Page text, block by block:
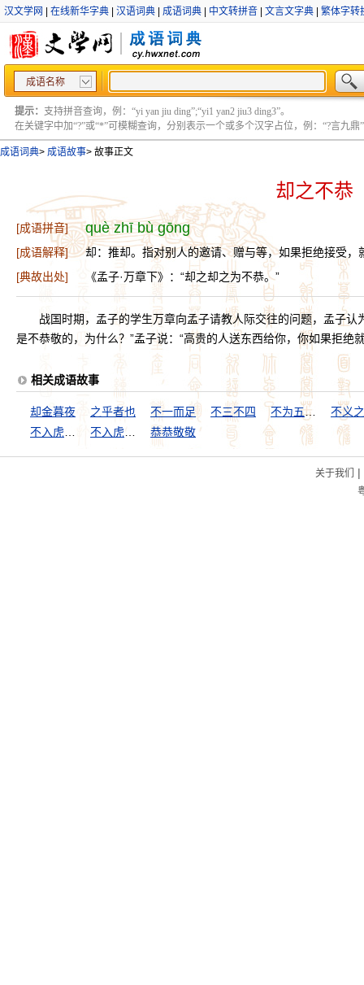
汉文学网 在线新华字典 汉语词典 成语词典 中文转拼音 文言文字典 繁体字转
成语名称
提示： 支持拼音查询，例：“yi yan jiu ding”;“yi1 yan2 jiu3 ding3”。
在关键字中加“?”或“*”可模糊查询，分别表示一个或多个汉字占位，例：“?言九鼎”
成语词典> 成语故事> 故事正文
却之不恭
[成语拼音] què zhī bù gōng
[成语解释]
却：推却。指对别人的邀请、赠与等，如果拒绝接受，
[典故出处]
《孟子·万章下》：“却之却之为不恭。”
战国时期，孟子的学生万章向孟子请教人际交往的问题，孟子
是不恭敬的，为什么？”孟子说：“高贵的人送东西给你，你如果拒绝
相关成语故事
却金暮夜 之乎者也 不一而足 不三不四 不为五斗米折腰
不义
恭恭敬敬
关于我们 |